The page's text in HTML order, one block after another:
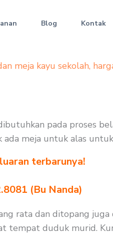
Blog Kontak
meja kayu sekolah,
pada proses
meja untuk alas
terbarunya!
(Bu Nanda)
rata dan ditopang juga
duduk murid.